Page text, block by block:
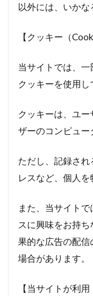
以外には、いかな
【クッキー（
当サイトでは、
クッキーを使用し
クッキーは、ユ
ザーのコンピュー
ただし、記録さ
レスなど、個人を
また、当サイト
スに興味をお持
果的な広告の配信
場合があります。
【当サイトが利